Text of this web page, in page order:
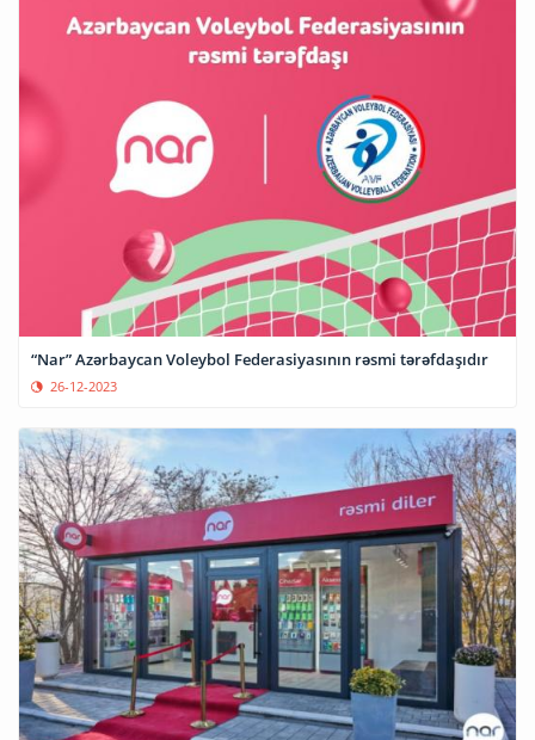
“Nar” Azərbaycan Voleybol Federasiyasının rəsmi tərəfdaşıdır
26-12-2023